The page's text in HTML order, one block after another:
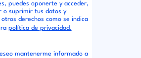
puedes oponerte y acceder,
o suprimir tus datos y
derechos como se indica
política de privacidad.
mantenerme informado a